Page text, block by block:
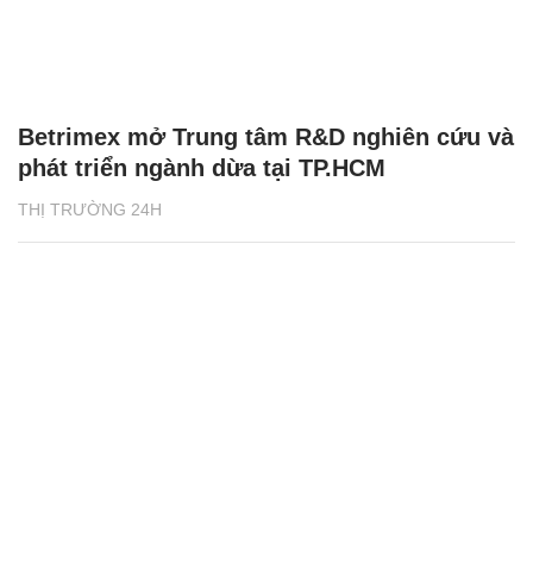
THỊ TRƯỜNG 24H
Betrimex mở Trung tâm R&D nghiên cứu và
phát triển ngành dừa tại TP.HCM